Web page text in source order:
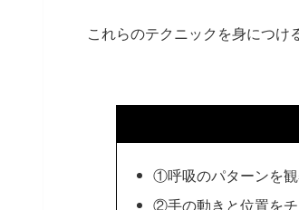
これらのテクニックを身につけ
①呼吸のパターンを観
②手の動きと位置をチ